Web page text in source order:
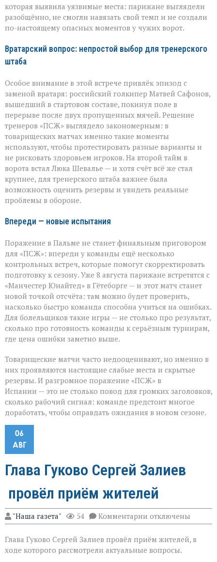
которая выявила уязвимые места: парижане выглядели
разобщённо, не смогли навязать свой темп и не создали
по-настоящему опасных моментов у чужих ворот.
Вратарский вопрос: непростой выбор для тренерского
штаба
Особое внимание в этой встрече привлёк эпизод с
заменой вратаря: российский голкипер Матвей Сафонов,
вышедший в стартовом составе, покинул поле в
перерыве после двух пропущенных мячей. Решение
тренеров «ПСЖ» выглядело закономерным: в
товарищеских матчах именно такие моменты
используют, чтобы протестировать разные варианты и
не рисковать здоровьем игроков. На второй тайм в
ворота встал Люка Шевалье — и хотя счёт всё же стал
крупнее, для тренерского штаба важнее была
возможность оценить резервы и увидеть реальные
проблемы в обороне.
Впереди — новые испытания
Поражение в Пальме не станет финальным приговором
для «ПСЖ»: впереди у команды ещё несколько
контрольных встреч, которые помогут скорректировать
подготовку к сезону. Уже 8 августа парижане встретятся с
«Манчестер Юнайтед» в Гётеборге — и этот матч станет
новой точкой отсчёта: там можно будет проверить,
насколько быстро команда способна учиться на ошибках.
Для болельщиков такие игры — не столько про результат,
сколько про готовность команды к серьёзным турнирам,
где цена ошибки заметно выше.
Товарищеские матчи часто недооценивают, но именно в
них проявляются настоящие слабые места и скрытые
резервы. И разгромное поражение «ПСЖ» в
Испании — это не столько повод для громких заголовков,
сколько рабочий сигнал: команде предстоит многое
доработать, чтобы оправдать ожидания в новом сезоне.
06
АВГ
Глава Гуково Сергей Залиев
провёл приём жителей
"Наша газета" 54 Комментарии к
записи
Гуково
Сергей
Залиев
отключены
Глава Гуково Сергей Залиев провёл приём жителей, в
ходе которого рассмотрели актуальные вопросы.